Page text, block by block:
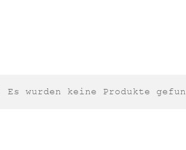
Es wurden keine Produkte